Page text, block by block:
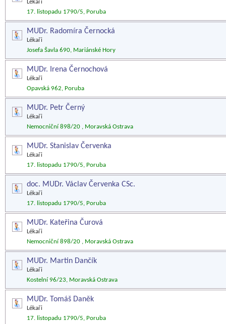
Lékaři
17. listopadu 1790/5, Poruba
MUDr. Radomíra Černocká
Lékaři
Josefa Šavla 690, Mariánské Hory
MUDr. Irena Černochová
Lékaři
Opavská 962, Poruba
MUDr. Petr Černý
Lékaři
Nemocniční 898/20 , Moravská Ostrava
MUDr. Stanislav Červenka
Lékaři
17. listopadu 1790/5, Poruba
doc. MUDr. Václav Červenka CSc.
Lékaři
17. listopadu 1790/5, Poruba
MUDr. Kateřina Čurová
Lékaři
Nemocniční 898/20 , Moravská Ostrava
MUDr. Martin Dančík
Lékaři
Kostelní 96/23, Moravská Ostrava
MUDr. Tomáš Daněk
Lékaři
17. listopadu 1790/5, Poruba